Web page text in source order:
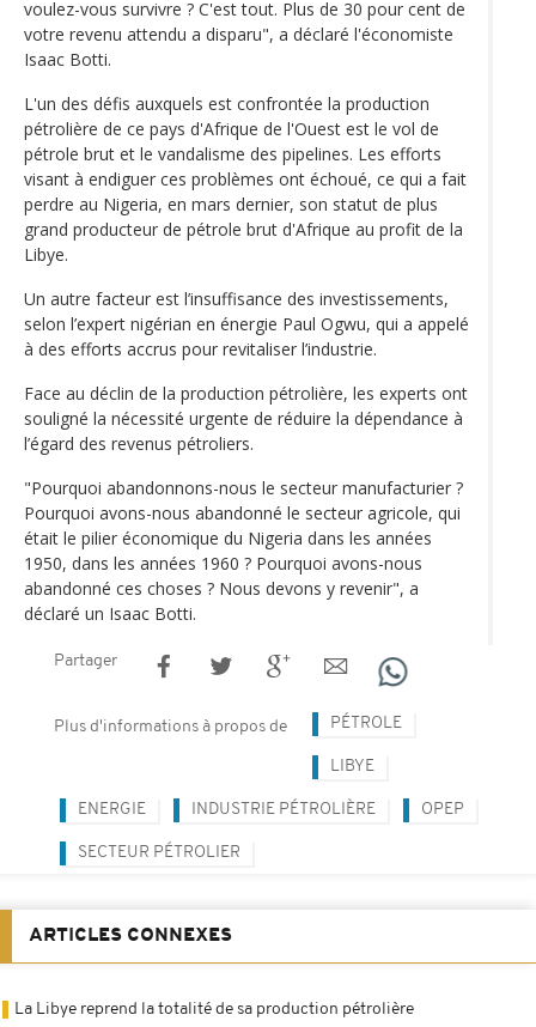
voulez-vous survivre ? C'est tout. Plus de 30 pour cent de
votre revenu attendu a disparu", a déclaré l'économiste
Isaac Botti.
L'un des défis auxquels est confrontée la production
pétrolière de ce pays d'Afrique de l'Ouest est le vol de
pétrole brut et le vandalisme des pipelines. Les efforts
visant à endiguer ces problèmes ont échoué, ce qui a fait
perdre au Nigeria, en mars dernier, son statut de plus
grand producteur de pétrole brut d'Afrique au profit de la
Libye.
Un autre facteur est l’insuffisance des investissements,
selon l’expert nigérian en énergie Paul Ogwu, qui a appelé
à des efforts accrus pour revitaliser l’industrie.
Face au déclin de la production pétrolière, les experts ont
souligné la nécessité urgente de réduire la dépendance à
l’égard des revenus pétroliers.
"Pourquoi abandonnons-nous le secteur manufacturier ?
Pourquoi avons-nous abandonné le secteur agricole, qui
était le pilier économique du Nigeria dans les années
1950, dans les années 1960 ? Pourquoi avons-nous
abandonné ces choses ? Nous devons y revenir", a
déclaré un Isaac Botti.
Partager
Plus d'informations à propos de PÉTROLE
LIBYE
ENERGIE INDUSTRIE PÉTROLIÈRE OPEP
SECTEUR PÉTROLIER
ARTICLES CONNEXES
La Libye reprend la totalité de sa production pétrolière